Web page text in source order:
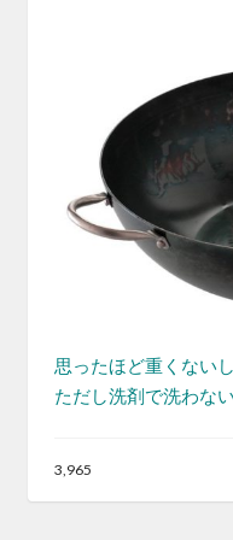
思ったほど重くない
ただし洗剤で洗わな
3,965